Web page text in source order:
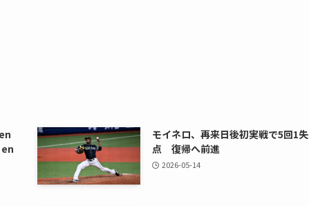
モイネロ、再来日後初実戦で5回1失
点 復帰へ前進
2026-05-14